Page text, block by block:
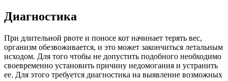
Диагностика
При длительной рвоте и поносе кот начинает терять вес,
организм обезвоживается, и это может закончиться летальным
исходом. Для того чтобы не допустить подобного необходимо
своевременно установить причину недомогания и устранить
ее. Для этого требуется диагностика на выявление возможных